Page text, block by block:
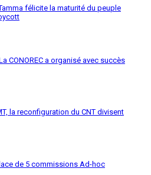
félicite la maturité du peuple
CONOREC a organisé avec succès
la reconfiguration du CNT divisent
de 5 commissions Ad-hoc